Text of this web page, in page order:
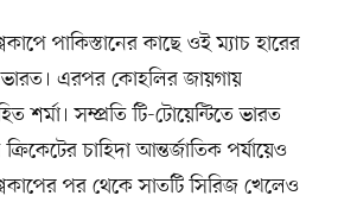
পাকিস্তানের কাছে ওই ম্যাচ হারের
এরপর কোহলির জায়গায়
শর্মা। সম্প্রতি টি-টোয়েন্টিতে ভারত
চাহিদা আন্তর্জাতিক পর্যায়েও
পর থেকে সাতটি সিরিজ খেলেও